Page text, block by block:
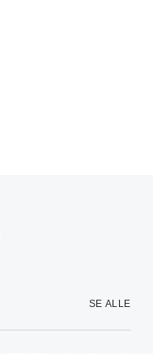
SE ALLE